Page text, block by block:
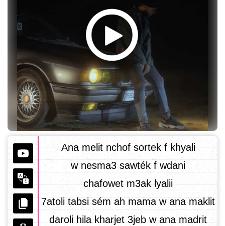
Ana melit nchof sortek f khyali
w nesma3 sawték f wdani
chafowet m3ak lyalii
7atoli tabsi sém ah mama w ana maklit
daroli hila kharjet 3jeb w ana madrit